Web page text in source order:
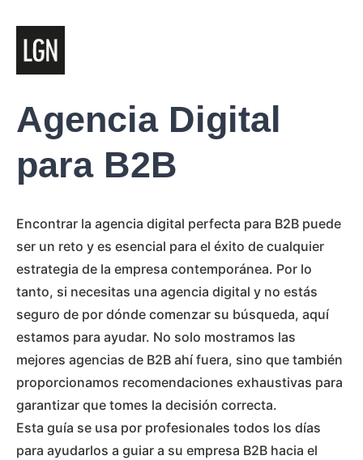
Agencia Digital
para B2B
Encontrar la agencia digital perfecta para B2B puede
ser un reto y es esencial para el éxito de cualquier
estrategia de la empresa contemporánea. Por lo
tanto, si necesitas una agencia digital y no estás
seguro de por dónde comenzar su búsqueda, aquí
estamos para ayudar. No solo mostramos las
mejores agencias de B2B ahí fuera, sino que también
proporcionamos recomendaciones exhaustivas para
garantizar que tomes la decisión correcta.
Esta guía se usa por profesionales todos los días
para ayudarlos a guiar a su empresa B2B hacia el